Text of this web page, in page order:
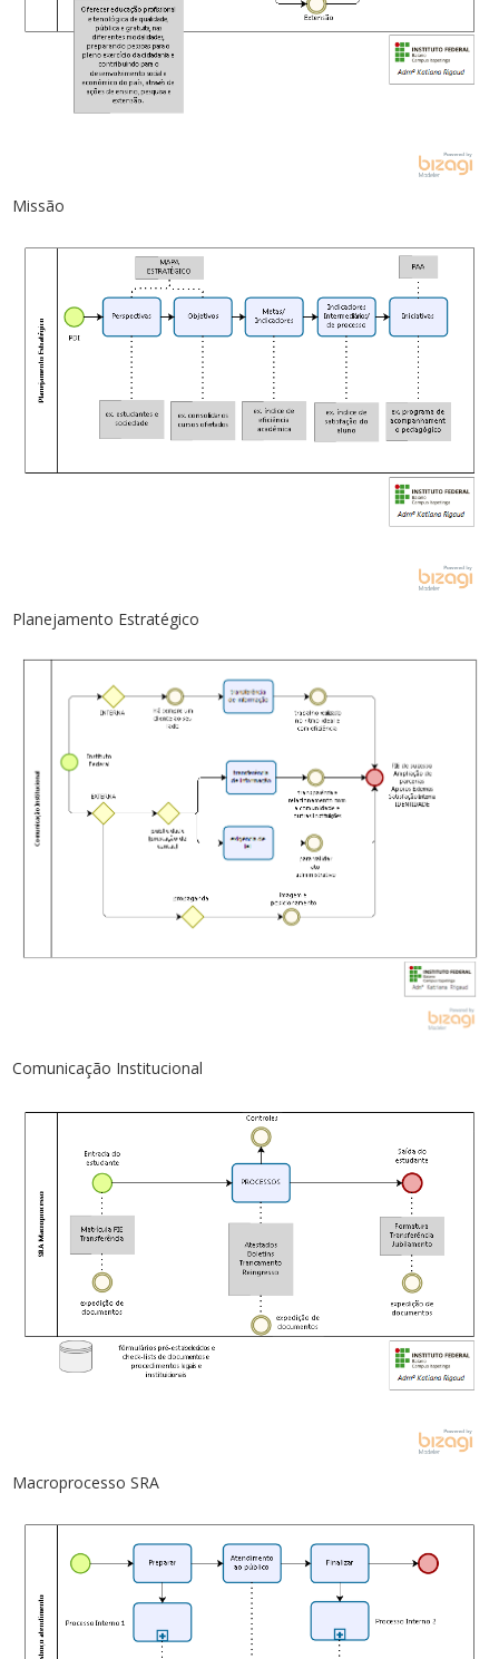
Missão
Planejamento Estratégico
Comunicação Institucional
Macroprocesso SRA